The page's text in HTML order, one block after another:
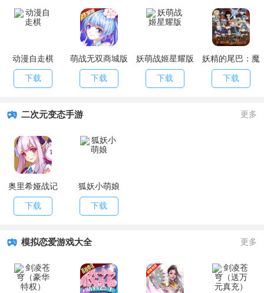
动漫自走棋
下载
萌战无双商城版
下载
妖萌战姬星耀版
下载
妖精的尾巴：魔
导少年
下载
二次元变态手游 更多
奥里希娅战记
下载
狐妖小萌娘
下载
模拟恋爱游戏大全 更多